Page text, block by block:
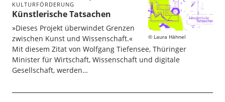
Laura Hähnel
KULTURFÖRDERUNG
Künstlerische Tatsachen
»Dieses Projekt überwindet Grenzen
zwischen Kunst und Wissenschaft.«
Mit diesem Zitat von Wolfgang Tiefensee, Thüringer
Minister für Wirtschaft, Wissenschaft und digitale
Gesellschaft, werden…